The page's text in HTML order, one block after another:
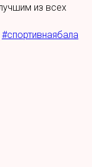
из всех
#спортивнаябала